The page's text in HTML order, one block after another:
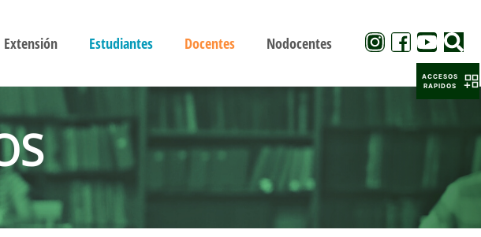
Extensión Estudiantes Docentes Nodocentes
ACCESOS
RAPIDOS